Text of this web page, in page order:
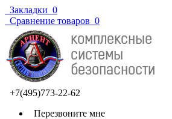
Закладки 0
Сравнение товаров 0
+7(495)773-22-62
Перезвоните мне